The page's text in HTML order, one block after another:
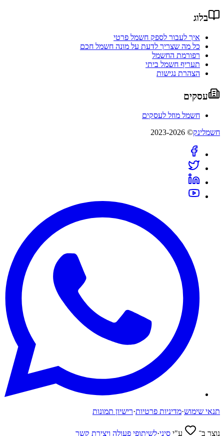
בלוג
איך לעבור לספק חשמל פרטי
כל מה שצריך לדעת על מונה חשמל חכם
רפורמת החשמל
תעריף חשמל ביתי
הצהרת נגישות
עסקים
חשמל מוזל לעסקים
חשמלינק© 2023-2026
תנאי שימוש·מדיניות פרטיות·רישיון תמונות
נוצר ב־ ע"י סיני·לשיתופי פעולה ויצירת קשר